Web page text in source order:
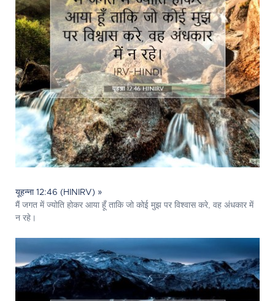
यूहन्ना 12:46 (HINIRV) »
मैं जगत में ज्योति होकर आया हूँ ताकि जो कोई मुझ पर विश्वास करे, वह अंधकार में
न रहे।